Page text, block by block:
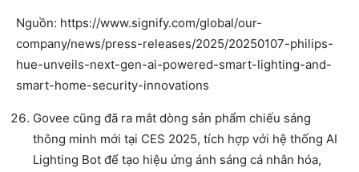
Nguồn: https://www.signify.com/global/our-
company/news/press-releases/2025/20250107-philips-
hue-unveils-next-gen-ai-powered-smart-lighting-and-
smart-home-security-innovations
Govee cũng đã ra mắt dòng sản phẩm chiếu sáng
thông minh mới tại CES 2025, tích hợp với hệ thống AI
Lighting Bot để tạo hiệu ứng ánh sáng cá nhân hóa,